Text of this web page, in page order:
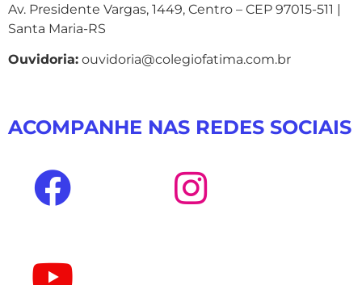
Av. Presidente Vargas, 1449, Centro – CEP 97015-511 |
Santa Maria-RS
Ouvidoria: ouvidoria@colegiofatima.com.br
ACOMPANHE NAS REDES SOCIAIS